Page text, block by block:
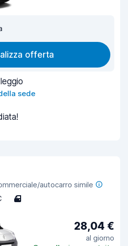
offerta
sede
autocarro simile
4
28,04 €
al giorno